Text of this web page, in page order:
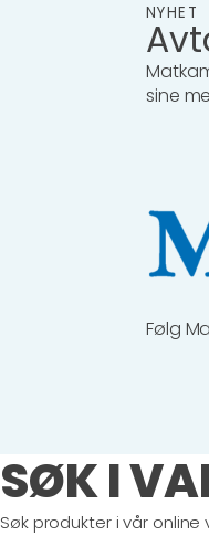
NYHET
sine
Følg
SØK I
Søk produkter i vår